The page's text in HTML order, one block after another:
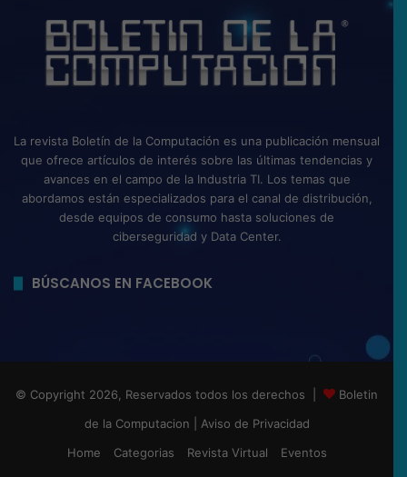
La revista Boletín de la Computación es una publicación mensual
que ofrece artículos de interés sobre las últimas tendencias y
avances en el campo de la Industria TI. Los temas que
abordamos están especializados para el canal de distribución,
desde equipos de consumo hasta soluciones de
ciberseguridad y Data Center.
BÚSCANOS EN FACEBOOK
© Copyright 2026, Reservados todos los derechos |
Boletin
de la Computacion
Aviso de Privacidad
Home
Categorias Revista Virtual
Eventos